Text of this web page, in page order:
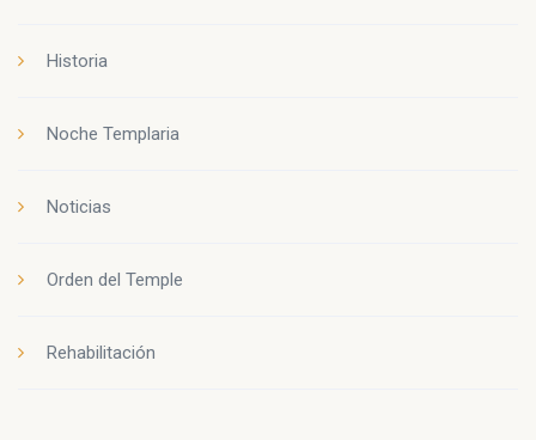
Historia
Noche Templaria
Noticias
Orden del Temple
Rehabilitación